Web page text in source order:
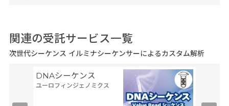
関連の受託サービス一覧
次世代シーケンス イルミナシーケンサーによるカスタム解析
DNAシーケンス
ユーロフィンジェノミクス